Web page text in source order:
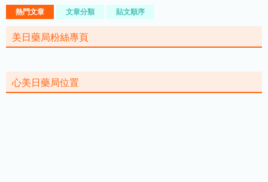
熱門文章 文章分類 貼文順序
美日藥局粉絲專頁
心美日藥局位置